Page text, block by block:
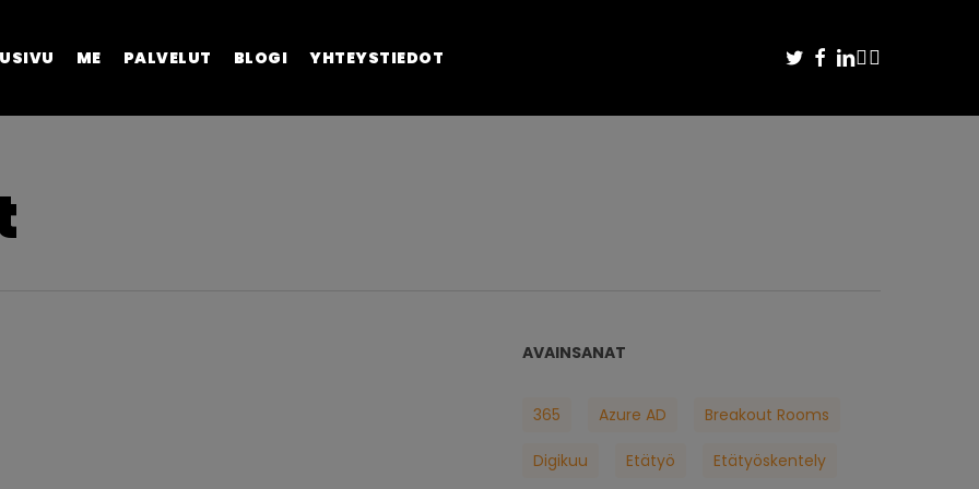
ME PALVELUT BLOGI YHTEYSTIEDOT TWITTER
FACEBOOK
LINKEDIN
YOUTUBE
INSTAGRAM
AVAINSANAT
365 Azure AD Breakout Rooms
Digikuu Etätyö Etätyöskentely